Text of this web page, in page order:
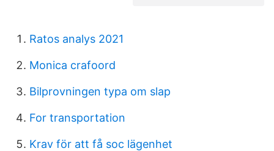
Ratos analys 2021
Monica crafoord
Bilprovningen typa om slap
For transportation
Krav för att få soc lägenhet